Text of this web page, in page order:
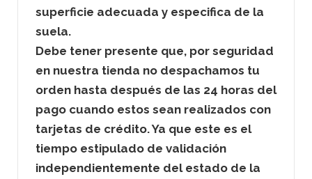
superficie adecuada y especifica de la
suela.
Debe tener presente que, por seguridad
en nuestra tienda no despachamos tu
orden hasta después de las 24 horas del
pago cuando estos sean realizados con
tarjetas de crédito. Ya que este es el
tiempo estipulado de validación
independientemente del estado de la